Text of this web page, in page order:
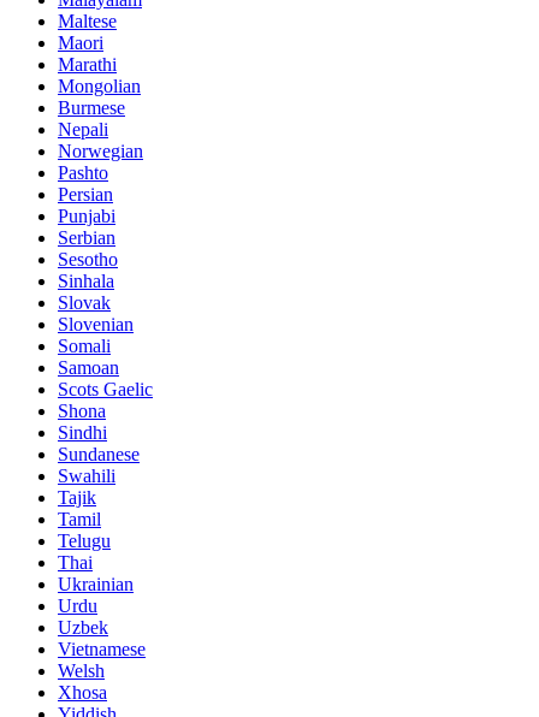
Maltese
Maori
Marathi
Mongolian
Burmese
Nepali
Norwegian
Pashto
Persian
Punjabi
Serbian
Sesotho
Sinhala
Slovak
Slovenian
Somali
Samoan
Scots Gaelic
Shona
Sindhi
Sundanese
Swahili
Tajik
Tamil
Telugu
Thai
Ukrainian
Urdu
Uzbek
Vietnamese
Welsh
Xhosa